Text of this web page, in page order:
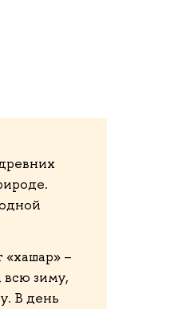
«хашар» –
зиму,
В день